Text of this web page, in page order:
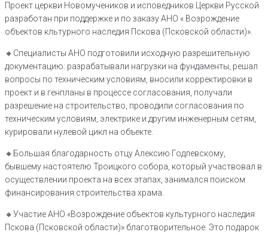
Проект церкви Новомучеников и исповедников Церкви Русской
разработан при поддержке и по заказу АНО « Возрождение
объектов кльтурного наследия Пскова (Псковской области)».
🔸Специалисты АНО подготовили исходную разрешительную
документацию: разрабатывали нагрузки на фундаменты, решал
вопросы по техническим условиям, вносили корректировки в
проект и в генпланы в процессе согласования, получали
разрешение на строительство, проводили согласования по
техническим условиям, электрике и другим инженерным сетям,
курировали нулевой цикл на объекте.
🔸Большая благодарность отцу Алексию Годлевскому,
бывшему настоятелю Троицкого собора, который участвовал в
осуществлении проекта на всех этапах, занимался поиском
финансирования строительства храма.
🔸Участие АНО «Возрождение объектов культурного наследия
Пскова (Псковской области)» благотворительное. Это подарок